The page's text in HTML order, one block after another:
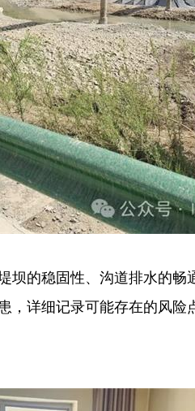
的稳固性、沟道排水的
详细记录可能存在的风